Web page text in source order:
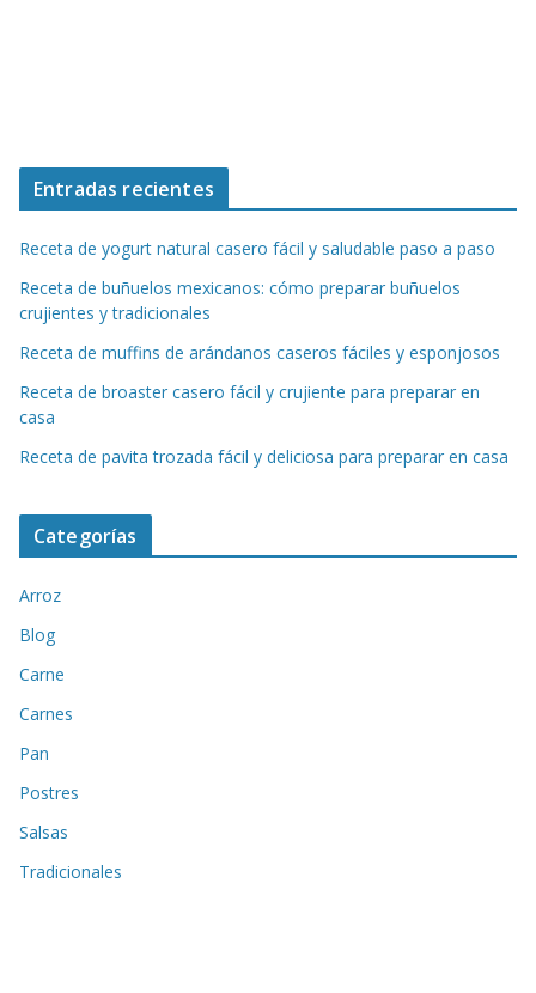
Entradas recientes
Receta de yogurt natural casero fácil y saludable paso a paso
Receta de buñuelos mexicanos: cómo preparar buñuelos
crujientes y tradicionales
Receta de muffins de arándanos caseros fáciles y esponjosos
Receta de broaster casero fácil y crujiente para preparar en
casa
Receta de pavita trozada fácil y deliciosa para preparar en casa
Categorías
Arroz
Blog
Carne
Carnes
Pan
Postres
Salsas
Tradicionales